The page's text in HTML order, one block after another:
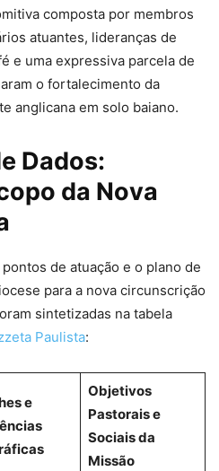
composta por membros
atuantes, lideranças de
e uma expressiva parcela de
o fortalecimento da
anglicana em solo baiano.
Dados:
da Nova
de atuação e o plano de
para a nova circunscrição
sintetizadas na tabela
Paulista:
e
Objetivos
Pastorais e
Sociais da
Missão